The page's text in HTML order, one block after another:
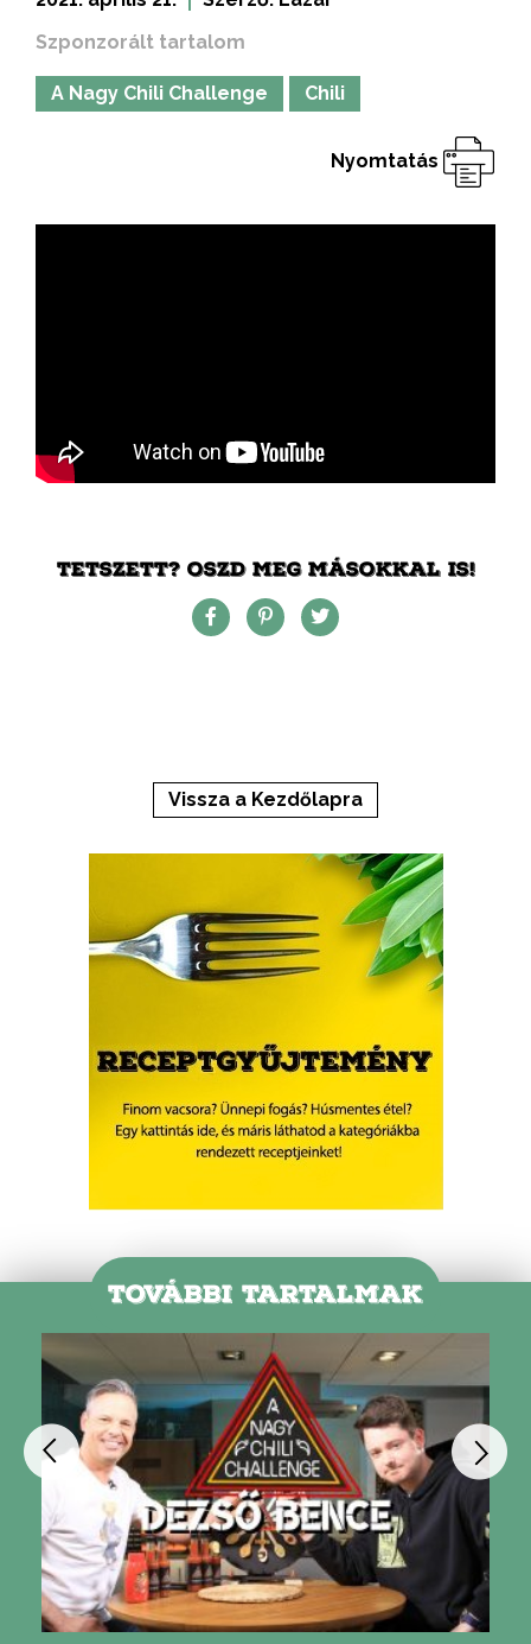
Szponzorált tartalom
A Nagy Chili Challenge Chili
Nyomtatás
TETSZETT? OSZD MEG MÁSOKKAL IS!
Vissza a Kezdőlapra
TOVÁBBI TARTALMAK